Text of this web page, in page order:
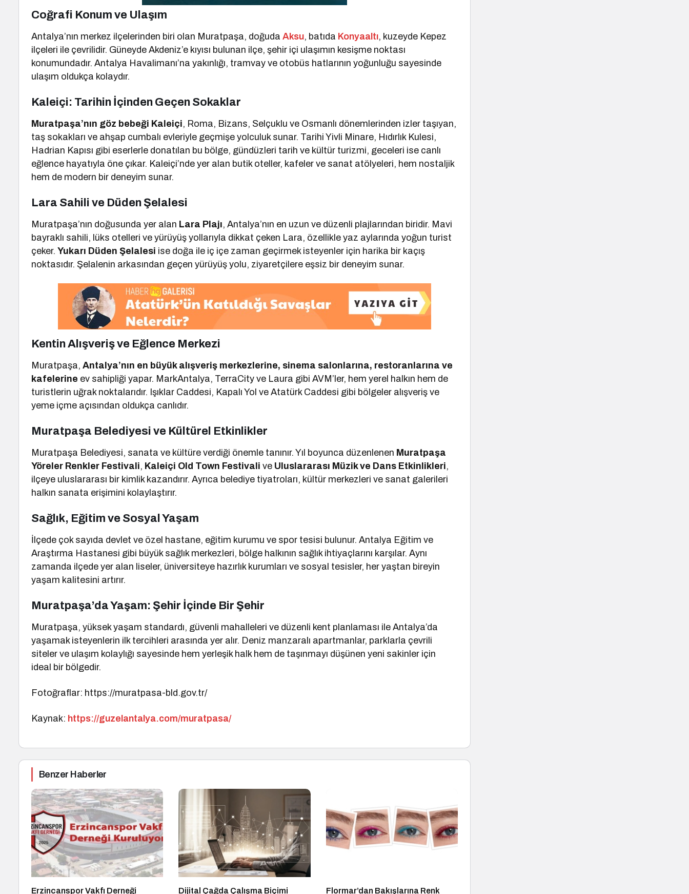
Coğrafi Konum ve Ulaşım
Antalya’nın merkez ilçelerinden biri olan Muratpaşa, doğudaAksu, batıda Konyaaltı, kuzeyde Kepez
ilçeleri ile çevrilidir. Güneyde Akdeniz’e kıyısı bulunan ilçe, şehir içi ulaşımın kesişme noktası
konumundadır. Antalya Havalimanı’na yakınlığı, tramvay ve otobüs hatlarının yoğunluğu sayesinde
ulaşım oldukça kolaydır.
Kaleiçi: Tarihin İçinden Geçen Sokaklar
Muratpaşa’nın göz bebeği Kaleiçi, Roma, Bizans, Selçuklu ve Osmanlı dönemlerinden izler taşıyan,
taş sokakları ve ahşap cumbalı evleriyle geçmişe yolculuk sunar. Tarihi Yivli Minare, Hıdırlık Kulesi,
Hadrian Kapısı gibi eserlerle donatılan bu bölge, gündüzleri tarih ve kültür turizmi, geceleri ise canlı
eğlence hayatıyla öne çıkar. Kaleiçi’nde yer alan butik oteller, kafeler ve sanat atölyeleri, hem nostaljik
hem de modern bir deneyim sunar.
Lara Sahili ve Düden Şelalesi
Muratpaşa’nın doğusunda yer alan Lara Plajı, Antalya’nın en uzun ve düzenli plajlarından biridir. Mavi
bayraklı sahili, lüks otelleri ve yürüyüş yollarıyla dikkat çeken Lara, özellikle yaz aylarında yoğun turist
çeker.Yukarı Düden Şelalesi ise doğa ile iç içe zaman geçirmek isteyenler için harika bir kaçış
noktasıdır. Şelalenin arkasından geçen yürüyüş yolu, ziyaretçilere eşsiz bir deneyim sunar.
Kentin Alışveriş ve Eğlence Merkezi
Muratpaşa,Antalya’nın en büyük alışveriş merkezlerine, sinema salonlarına, restoranlarına ve
kafelerine ev sahipliği yapar. MarkAntalya, TerraCity ve Laura gibi AVM’ler, hem yerel halkın hem de
turistlerin uğrak noktalarıdır. Işıklar Caddesi, Kapalı Yol ve Atatürk Caddesi gibi bölgeler alışveriş ve
yeme içme açısından oldukça canlıdır.
Muratpaşa Belediyesi ve Kültürel Etkinlikler
Muratpaşa Belediyesi, sanata ve kültüre verdiği önemle tanınır. Yıl boyunca düzenlenen Muratpaşa
Yöreler Renkler Festivali, Kaleiçi Old Town Festivali ve Uluslararası Müzik ve Dans Etkinlikleri,
ilçeye uluslararası bir kimlik kazandırır. Ayrıca belediye tiyatroları, kültür merkezleri ve sanat galerileri
halkın sanata erişimini kolaylaştırır.
Sağlık, Eğitim ve Sosyal Yaşam
İlçede çok sayıda devlet ve özel hastane, eğitim kurumu ve spor tesisi bulunur. Antalya Eğitim ve
Araştırma Hastanesi gibi büyük sağlık merkezleri, bölge halkının sağlık ihtiyaçlarını karşılar. Aynı
zamanda ilçede yer alan liseler, üniversiteye hazırlık kurumları ve sosyal tesisler, her yaştan bireyin
yaşam kalitesini artırır.
Muratpaşa’da Yaşam: Şehir İçinde Bir Şehir
Muratpaşa, yüksek yaşam standardı, güvenli mahalleleri ve düzenli kent planlaması ile Antalya’da
yaşamak isteyenlerin ilk tercihleri arasında yer alır. Deniz manzaralı apartmanlar, parklarla çevrili
siteler ve ulaşım kolaylığı sayesinde hem yerleşik halk hem de taşınmayı düşünen yeni sakinler için
ideal bir bölgedir.
Fotoğraflar: https://muratpasa-bld.gov.tr/
Kaynak: https://guzelantalya.com/muratpasa/
Benzer Haberler
Erzincanspor Vakfı Derneği Dijital Çağda Çalışma Biçimi Flormar’dan Bakışlarına Renk